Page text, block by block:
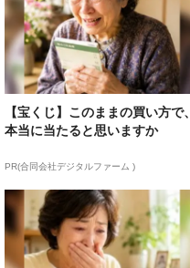
【宝くじ】このままの買い方で、
本当に当たると思いますか
PR(合同会社デジタルファーム )